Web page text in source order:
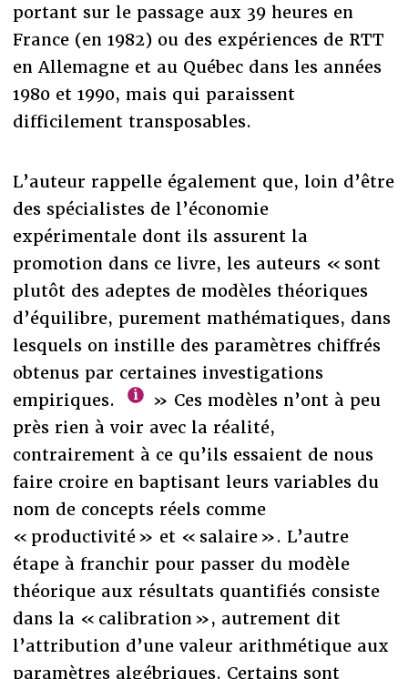
portant sur le passage aux 39 heures en
France (en 1982) ou des expériences de RTT
en Allemagne et au Québec dans les années
1980 et 1990, mais qui paraissent
difficilement transposables.
L’auteur rappelle également que, loin d’être
des spécialistes de l’économie
expérimentale dont ils assurent la
promotion dans ce livre, les auteurs « sont
plutôt des adeptes de modèles théoriques
d’équilibre, purement mathématiques, dans
lesquels on instille des paramètres chiffrés
obtenus par certaines investigations
empiriques.
» Ces modèles n’ont à peu
près rien à voir avec la réalité,
contrairement à ce qu’ils essaient de nous
faire croire en baptisant leurs variables du
nom de concepts réels comme
« productivité » et « salaire ». L’autre
étape à franchir pour passer du modèle
théorique aux résultats quantifiés consiste
dans la « calibration », autrement dit
l’attribution d’une valeur arithmétique aux
paramètres algébriques. Certains sont